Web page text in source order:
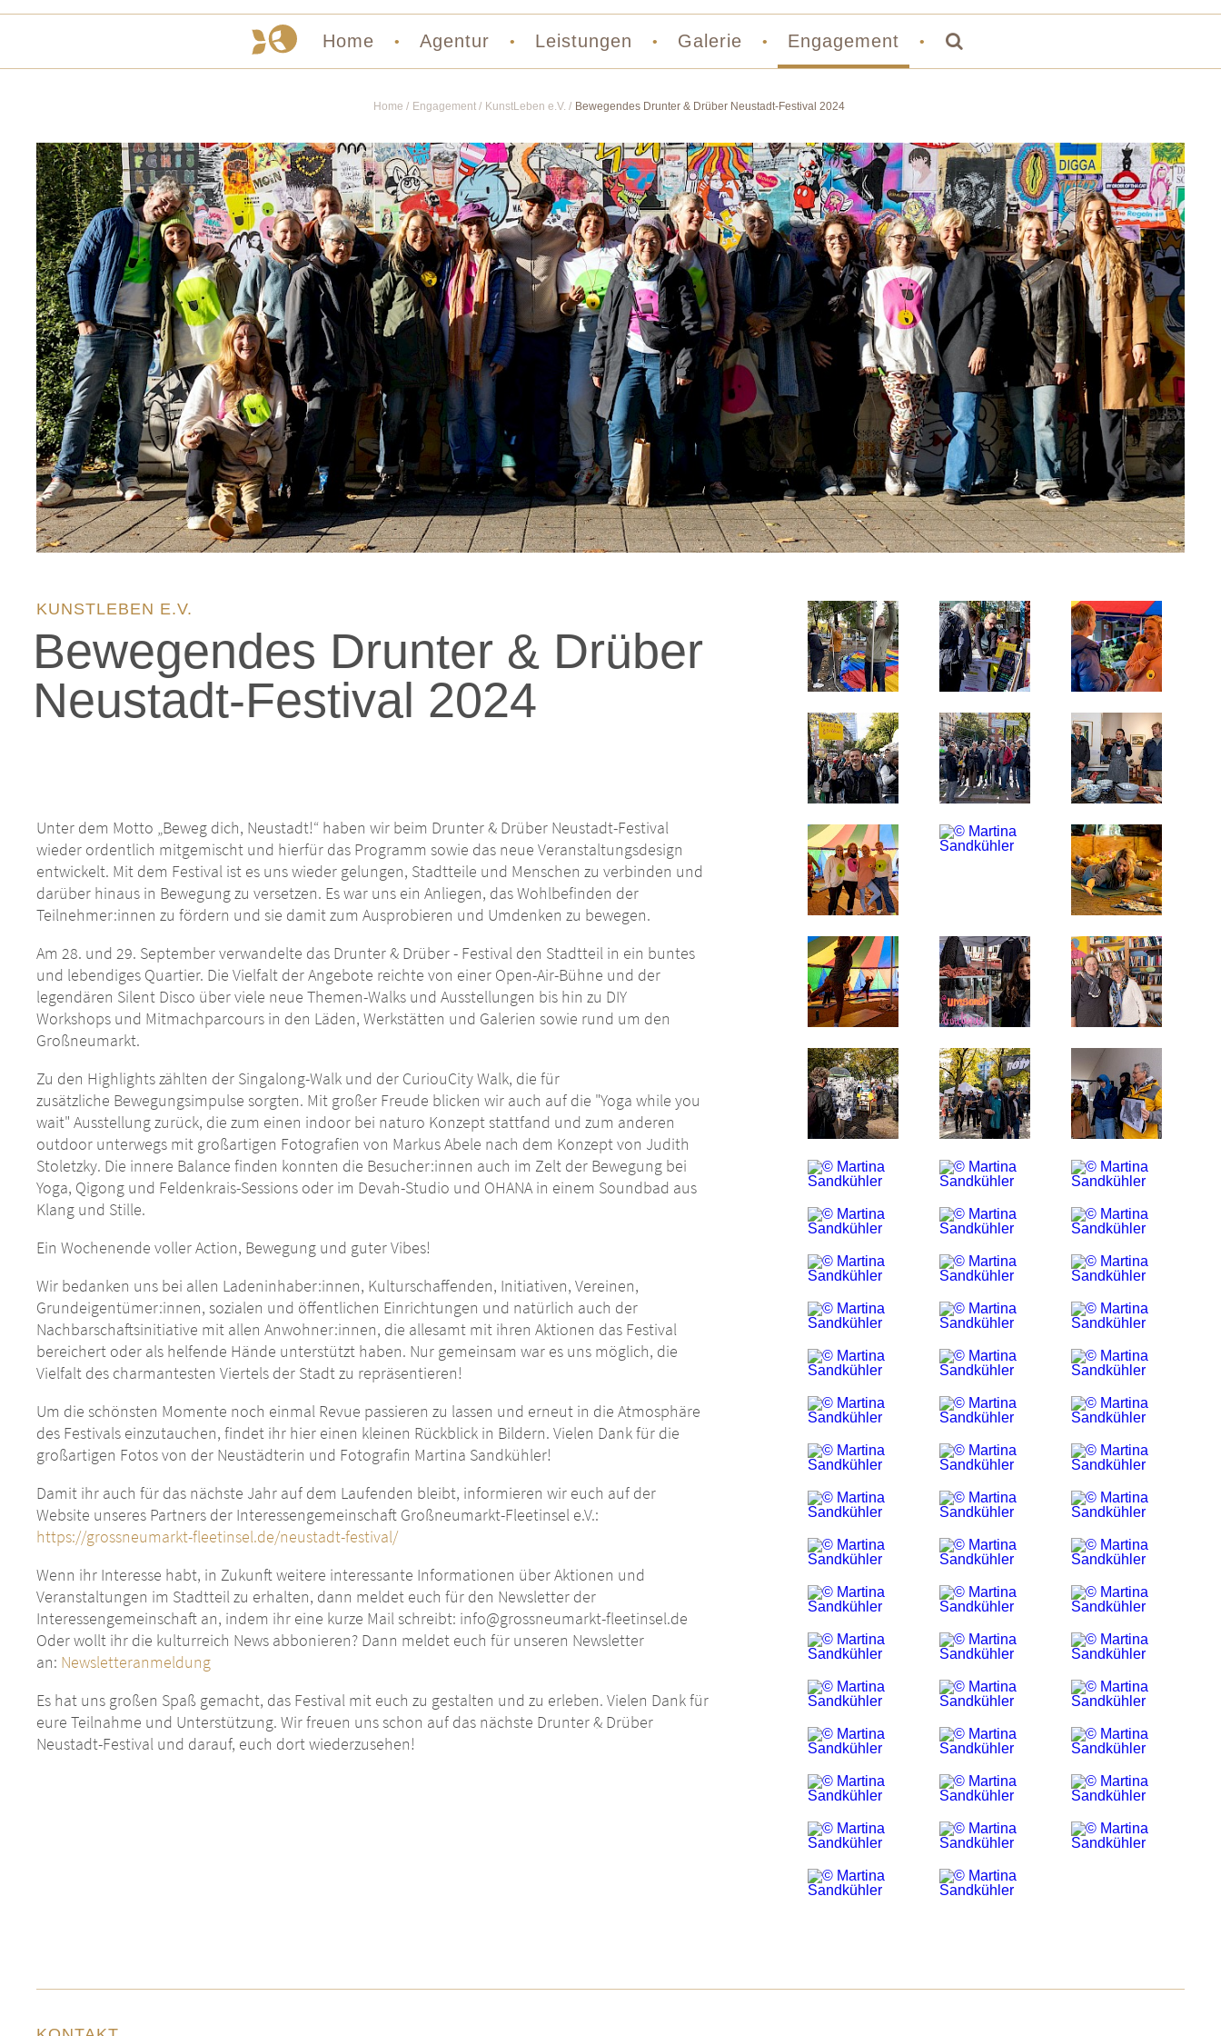
Home • Agentur • Leistungen • Galerie • Engagement •
Home Engagement KunstLeben e.V. Bewegendes Drunter & Drüber Neustadt-Festival 2024
KUNSTLEBEN E.V.
Bewegendes Drunter & Drüber
Neustadt-Festival 2024
Unter dem Motto „Beweg dich, Neustadt!“ haben wir beim Drunter & Drüber Neustadt-Festival
wieder ordentlich mitgemischt und hierfür das Programm sowie das neue Veranstaltungsdesign
entwickelt. Mit dem Festival ist es uns wieder gelungen, Stadtteile und Menschen zu verbinden und
darüber hinaus in Bewegung zu versetzen. Es war uns ein Anliegen, das Wohlbefinden der
Teilnehmer:innen zu fördern und sie damit zum Ausprobieren und Umdenken zu bewegen.
Am 28. und 29. September verwandelte das Drunter & Drüber - Festival den Stadtteil in ein buntes
und lebendiges Quartier. Die Vielfalt der Angebote reichte von einer Open-Air-Bühne und der
legendären Silent Disco über viele neue Themen-Walks und Ausstellungen bis hin zu DIY
Workshops und Mitmachparcours in den Läden, Werkstätten und Galerien sowie rund um den
Großneumarkt.
Zu den Highlights zählten der Singalong-Walk und der CuriouCity Walk, die für
zusätzliche Bewegungsimpulse sorgten. Mit großer Freude blicken wir auch auf die "Yoga while you
wait" Ausstellung zurück, die zum einen indoor bei naturo Konzept stattfand und zum anderen
outdoor unterwegs mit großartigen Fotografien von Markus Abele nach dem Konzept von Judith
Stoletzky. Die innere Balance finden konnten die Besucher:innen auch im Zelt der Bewegung bei
Yoga, Qigong und Feldenkrais-Sessions oder im Devah-Studio und OHANA in einem Soundbad aus
Klang und Stille.
Ein Wochenende voller Action, Bewegung und guter Vibes!
Wir bedanken uns bei allen Ladeninhaber:innen, Kulturschaffenden, Initiativen, Vereinen,
Grundeigentümer:innen, sozialen und öffentlichen Einrichtungen und natürlich auch der
Nachbarschaftsinitiative mit allen Anwohner:innen, die allesamt mit ihren Aktionen das Festival
bereichert oder als helfende Hände unterstützt haben. Nur gemeinsam war es uns möglich, die
Vielfalt des charmantesten Viertels der Stadt zu repräsentieren!
Um die schönsten Momente noch einmal Revue passieren zu lassen und erneut in die Atmosphäre
des Festivals einzutauchen, findet ihr hier einen kleinen Rückblick in Bildern. Vielen Dank für die
großartigen Fotos von der Neustädterin und Fotografin Martina Sandkühler!
Damit ihr auch für das nächste Jahr auf dem Laufenden bleibt, informieren wir euch auf der
Website unseres Partners der Interessengemeinschaft Großneumarkt-Fleetinsel e.V.:
https://grossneumarkt-fleetinsel.de/neustadt-festival/
Wenn ihr Interesse habt, in Zukunft weitere interessante Informationen über Aktionen und
Veranstaltungen im Stadtteil zu erhalten, dann meldet euch für den Newsletter der
Interessengemeinschaft an, indem ihr eine kurze Mail schreibt: info@grossneumarkt-fleetinsel.de
Oder wollt ihr die kulturreich News abbonieren? Dann meldet euch für unseren Newsletter
an: Newsletteranmeldung
Es hat uns großen Spaß gemacht, das Festival mit euch zu gestalten und zu erleben. Vielen Dank für
eure Teilnahme und Unterstützung. Wir freuen uns schon auf das nächste Drunter & Drüber
Neustadt-Festival und darauf, euch dort wiederzusehen!